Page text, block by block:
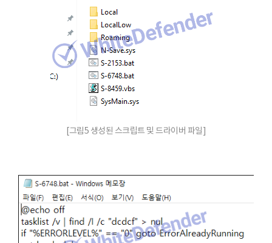
[그림5 생성된 스크립트 및 드라이버 파일]